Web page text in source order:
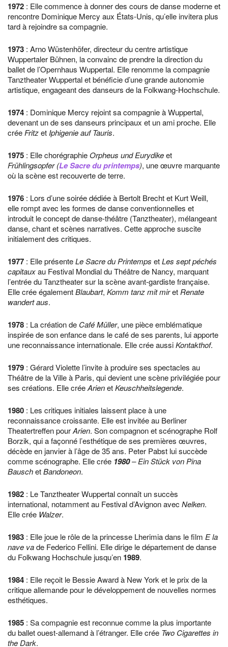
1972 : Elle commence à donner des cours de danse moderne et
rencontre Dominique Mercy aux États-Unis, qu’elle invitera plus
tard à rejoindre sa compagnie.
1973 : Arno Wüstenhöfer, directeur du centre artistique
Wuppertaler Bühnen, la convainc de prendre la direction du
ballet de l’Opernhaus Wuppertal. Elle renomme la compagnie
Tanztheater Wuppertal et bénéficie d’une grande autonomie
artistique, engageant des danseurs de la Folkwang-Hochschule.
1974 : Dominique Mercy rejoint sa compagnie à Wuppertal,
devenant un de ses danseurs principaux et un ami proche. Elle
crée Fritzet Iphigenie auf Tauris.
1975 : Elle chorégraphieOrpheus und Eurydikeet
Frühlingsopfer (Le Sacre du printemps), une œuvre marquante
où la scène est recouverte de terre.
1976 : Lors d’une soirée dédiée à Bertolt Brecht et Kurt Weill,
elle rompt avec les formes de danse conventionnelles et
introduit le concept de danse-théâtre (Tanztheater), mélangeant
danse, chant et scènes narratives. Cette approche suscite
initialement des critiques.
1977 : Elle présenteLe Sacre du Printemps etLes sept péchés
capitauxau Festival Mondial du Théâtre de Nancy, marquant
l’entrée du Tanztheater sur la scène avant-gardiste française.
Elle crée égalementBlaubart, Komm tanz mit miret Renate
wandert aus.
1978 : La création de Café Müller, une pièce emblématique
inspirée de son enfance dans le café de ses parents, lui apporte
une reconnaissance internationale. Elle crée aussiKontakthof.
1979 : Gérard Violette l’invite à produire ses spectacles au
Théâtre de la Ville à Paris, qui devient une scène privilégiée pour
ses créations. Elle créeArienetKeuschheitslegende.
1980 : Les critiques initiales laissent place à une
reconnaissance croissante. Elle est invitée au Berliner
Theatertreffen pourArien. Son compagnon et scénographe Rolf
Borzik, qui a façonné l’esthétique de ses premières œuvres,
décède en janvier à l’âge de 35 ans. Peter Pabst lui succède
comme scénographe. Elle crée 1980– Ein Stück von Pina
BauschetBandoneon.
1982 : Le Tanztheater Wuppertal connaît un succès
international, notamment au Festival d’Avignon avec Nelken.
Elle crée Walzer.
1983 : Elle joue le rôle de la princesse Lherimia dans le film E la
nave vade Federico Fellini. Elle dirige le département de danse
du Folkwang Hochschule jusqu’en 1989.
1984 : Elle reçoit le Bessie Award à New York et le prix de la
critique allemande pour le développement de nouvelles normes
esthétiques.
1985 : Sa compagnie est reconnue comme la plus importante
du ballet ouest-allemand à l’étranger. Elle crée Two Cigarettes in
the Dark.